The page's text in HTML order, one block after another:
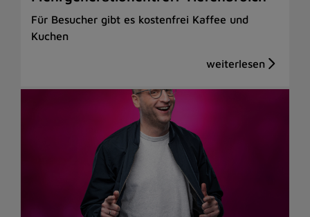
Für Besucher gibt es kostenfrei Kaffee und
Kuchen